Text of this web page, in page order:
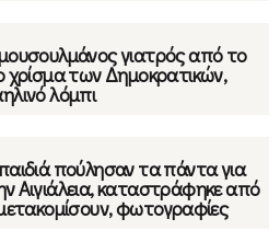
γιατρός από το
χρίσμα των Δημοκρατικών,
λόμπι
πούλησαν τα πάντα για
Αιγιάλεια, καταστράφηκε από
φωτογραφίες